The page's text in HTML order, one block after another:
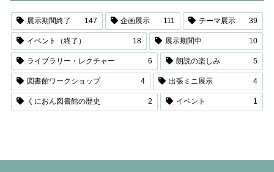
展示期間終了 147 企画展示 111 テーマ展示 39
イベント（終了） 18 展示期間中 10
ライブラリー・レクチャー 6 朗読の楽しみ 5
図書館ワークショップ 4 出張ミニ展示 4
くにおん図書館の歴史 2 イベント 1